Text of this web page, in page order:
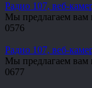
Радио 107, веб-
Мы предлагаем вам
0576
Радио 107, веб-
Мы предлагаем вам
0677